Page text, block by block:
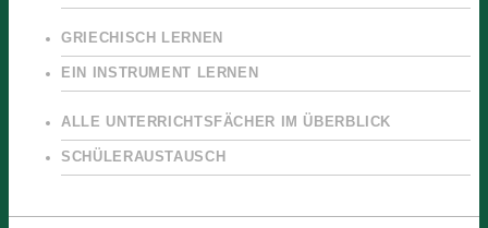
GRIECHISCH LERNEN
EIN INSTRUMENT LERNEN
ALLE UNTERRICHTSFÄCHER IM ÜBERBLICK
SCHÜLERAUSTAUSCH